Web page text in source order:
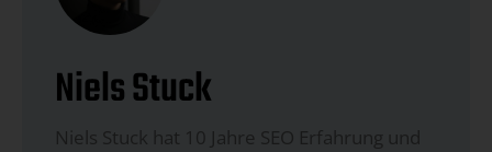
Niels Stuck
Niels Stuck hat 10 Jahre SEO Erfahrung und